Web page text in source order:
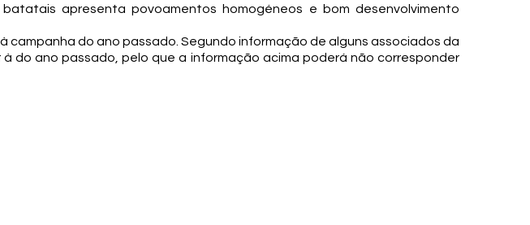
apresenta povoamentos homogéneos e bom desenvolvimento
do ano passado. Segundo informação de alguns associados da
ano passado, pelo que a informação acima poderá não corresponder